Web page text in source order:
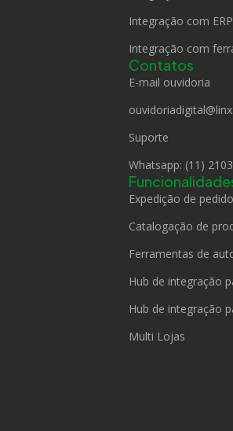
Integração com
Integração com
Contatos
E-mail ouvidoria
Suporte
Whatsapp: (11)
Expedição de
Catalogação de
Ferramentas de
Hub de integração
Hub de integração
Multi Lojas